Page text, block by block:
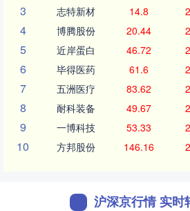
3 志特新材 14.8
4 博腾股份 20.44
5 近岸蛋白 46.72
6 毕得医药 61.6
7 五洲医疗 83.62
8 耐科装备 49.67
9 一博科技 53.33
10 方邦股份 146.16
沪深京行情 实时